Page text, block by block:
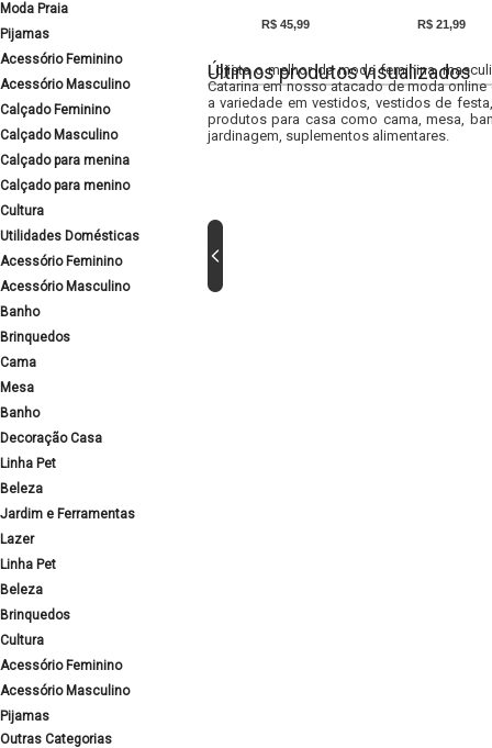
Moda Praia
Pijamas
Acessório Feminino
Acessório Masculino
Calçado Feminino
Calçado Masculino
Calçado para menina
Calçado para menino
Cultura
Utilidades Domésticas
Acessório Feminino
Acessório Masculino
Banho
Brinquedos
Cama
Mesa
Banho
Decoração Casa
Linha Pet
Beleza
Jardim e Ferramentas
Lazer
Linha Pet
Beleza
Brinquedos
Cultura
Acessório Feminino
Acessório Masculino
Pijamas
Outras Categorias
R$ 45,99 R$ 21,99
Últimos produtos visualizados
Lojista o melhor da moda feminina,
Catarina em nosso atacado de moda
a variedade em vestidos, vestidos de
produtos para casa como cama, mesa,
jardinagem, suplementos alimentares.